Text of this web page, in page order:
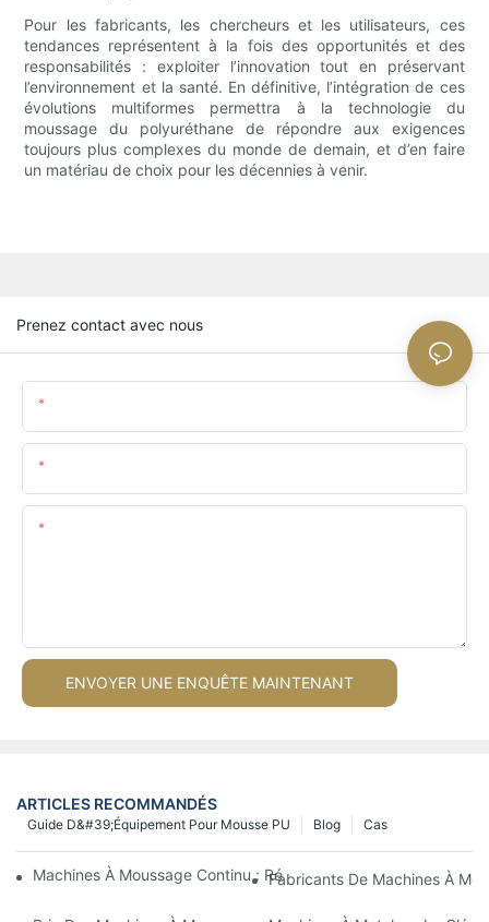
Pour les fabricants, les chercheurs et les utilisateurs, ces
tendances représentent à la fois des opportunités et des
responsabilités : exploiter l’innovation tout en préservant
l’environnement et la santé. En définitive, l’intégration de ces
évolutions multiformes permettra à la technologie du
moussage du polyuréthane de répondre aux exigences
toujours plus complexes du monde de demain, et d’en faire
un matériau de choix pour les décennies à venir.
Prenez contact avec nous
ENVOYER UNE ENQUÊTE MAINTENANT
ARTICLES RECOMMANDÉS
Cas
Blog
Guide D&#39;équipement Pour Mousse PU
Machines À Moussage Continu : Révolutionner La Production
Fabricants De Machines À